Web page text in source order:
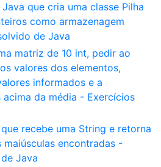
que cria uma classe Pilha
como armazenagem
de Java
matriz de 10 int, pedir ao
valores dos elementos,
informados e a
da média - Exercícios
recebe uma String e retorna
encontradas -
Java